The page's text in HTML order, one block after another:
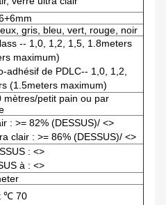
gris, bleu, vert, rouge, noir
-- 1,0, 1,2, 1,5, 1.8meters
maximum)
adhésif de PDLC-- 1,0, 1,2,
(1.5meters maximum)
mètres/petit pain ou par
: >= 82% (DESSUS)/ <>
clair : >= 86% (DESSUS)/ <>
: <>
à : <>
℃ 70